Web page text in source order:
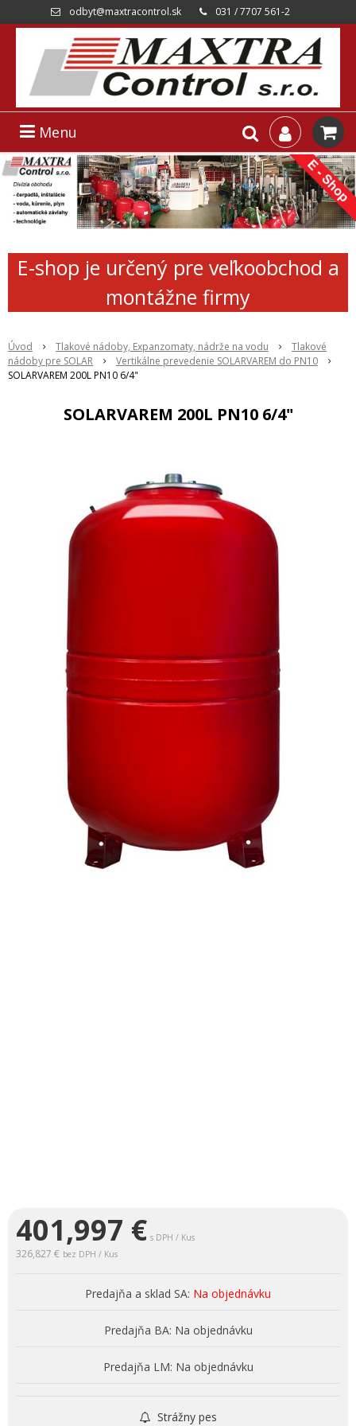
odbyt@maxtracontrol.sk 031 / 7707 561-2
Menu
E-shop je určený pre veľkoobchod a
montážne firmy
Úvod Tlakové nádoby, Expanzomaty, nádrže na vodu
Tlakové
nádoby pre SOLAR
Vertikálne prevedenie SOLARVAREM do PN10
SOLARVAREM 200L PN10 6/4"
SOLARVAREM 200L PN10 6/4"
401,997 € s DPH / Kus
326,827 € bez DPH / Kus
Predajňa a sklad SA: Na objednávku
Predajňa BA: Na objednávku
Predajňa LM: Na objednávku
Strážny pes